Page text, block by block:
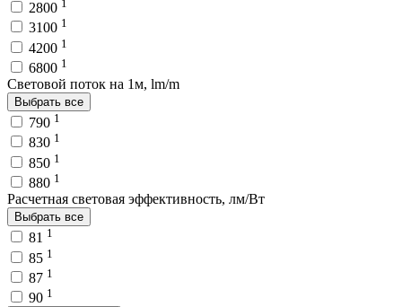
2800 1
3100 1
4200 1
6800 1
Световой поток на 1м, lm/m
Выбрать все
790 1
830 1
850 1
880 1
Расчетная световая эффективность, лм/Вт
Выбрать все
81 1
85 1
87 1
90 1